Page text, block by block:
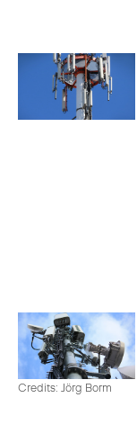
Credits: Jörg Borm